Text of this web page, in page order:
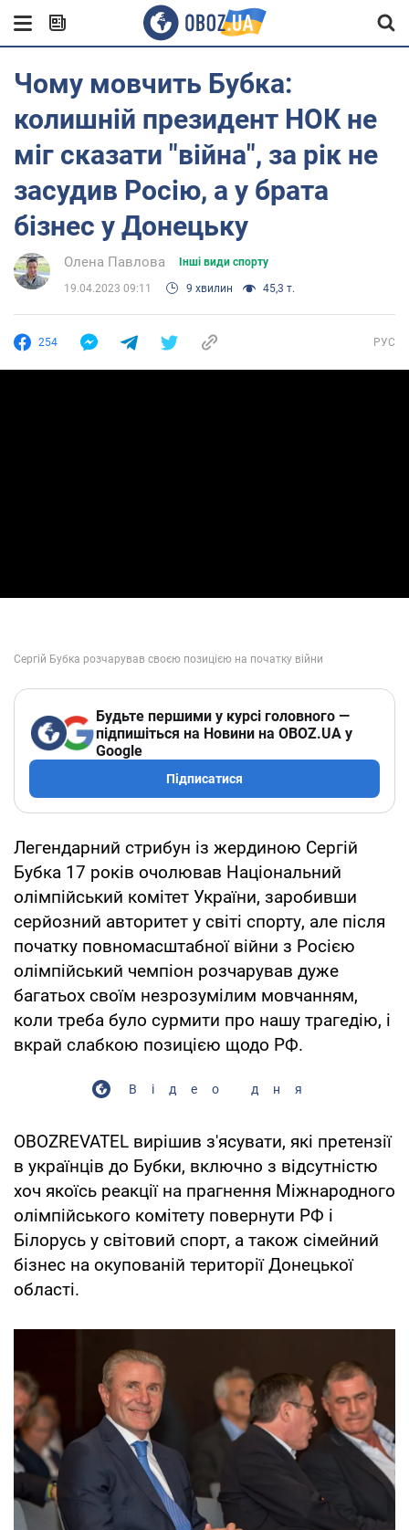
Чому мовчить Бубка:
колишній президент НОК не
міг сказати "війна", за рік не
засудив Росію, а у брата
бізнес у Донецьку
Олена Павлова Інші види спорту
19.04.2023 09:11 9 хвилин 45,3 т.
254 РУС
Будьте першими у курсі головного —
підпишіться на Новини на OBOZ.UA у
Google
Підписатися
Легендарний стрибун із жердиною Сергій
Бубка 17 років очолював Національний
олімпійський комітет України, заробивши
серйозний авторитет у світі спорту, але після
початку повномасштабної війни з Росією
олімпійський чемпіон розчарував дуже
багатьох своїм незрозумілим мовчанням,
коли треба було сурмити про нашу трагедію, і
вкрай слабкою позицією щодо РФ.
Відео дня
OBOZREVATEL вирішив з'ясувати, які претензії
в українців до Бубки, включно з відсутністю
хоч якоїсь реакції на прагнення Міжнародного
олімпійського комітету повернути РФ і
Білорусь у світовий спорт, а також сімейний
бізнес на окупованій території Донецької
області.